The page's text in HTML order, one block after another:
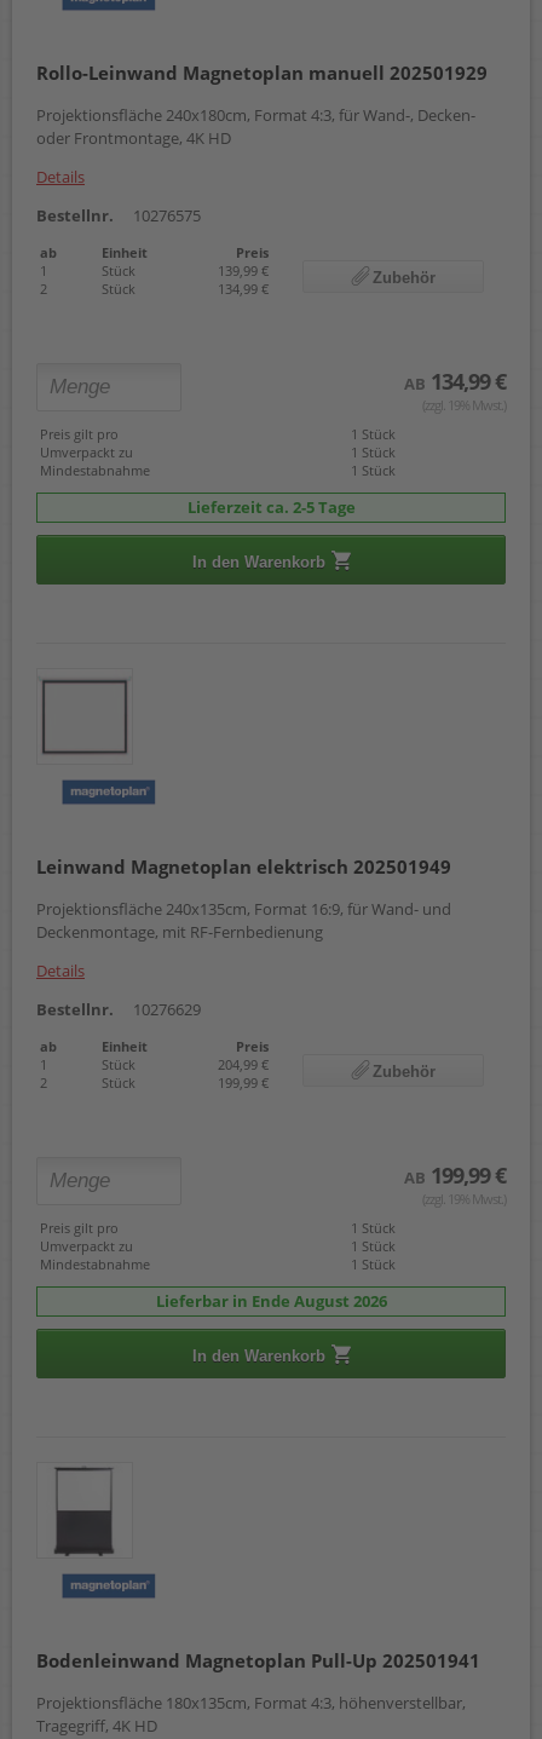
Rollo-Leinwand Magnetoplan manuell 202501929
Projektionsfläche 240x180cm, Format 4:3, für Wand-, Decken-
oder Frontmontage, 4K HD
Details
Bestellnr.
10276575
ab Einheit
Preis
1
Stück
139,99 €
2
Stück 134,99 €
Zubehör
AB 134,99 €
(zzgl. 19% Mwst.)
Preis gilt pro
1 Stück
Umverpackt zu
1 Stück
Mindestabnahme
1 Stück
Lieferzeit ca. 2-5 Tage
In den Warenkorb
Leinwand Magnetoplan elektrisch 202501949
Projektionsfläche 240x135cm, Format 16:9, für Wand- und
Deckenmontage, mit RF-Fernbedienung
Details
Bestellnr.
10276629
ab Einheit
Preis
1
Stück
204,99 €
2
Stück 199,99 €
Zubehör
AB 199,99 €
(zzgl. 19% Mwst.)
Preis gilt pro
1 Stück
Umverpackt zu
1 Stück
Mindestabnahme
1 Stück
Lieferbar in Ende August 2026
In den Warenkorb
Bodenleinwand Magnetoplan Pull-Up 202501941
Projektionsfläche 180x135cm, Format 4:3, höhenverstellbar,
Tragegriff, 4K HD